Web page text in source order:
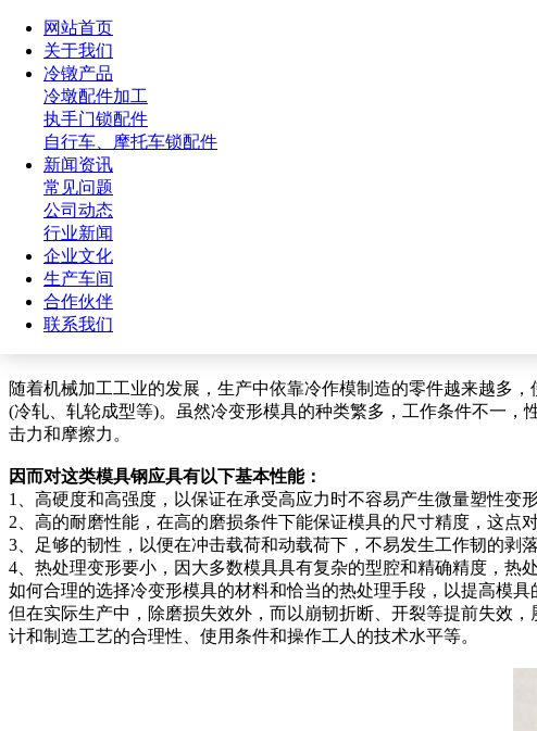
网站首页
关于我们
冷镦产品
冷墩配件加工
执手门锁配件
自行车、摩托车锁配件
新闻资讯
常见问题
公司动态
行业新闻
企业文化
生产车间
合作伙伴
联系我们
当前位置：网站首页
冷变形模具的选材注意点介绍
随着机械加工工业的发展，生产中依靠冷作模制造的零件越来越多
(冷轧、轧轮成型等)。虽然冷变形模具的种类繁多，工作条件不一
击力和摩擦力。
因而对这类模具钢应具有以下基本性能：
1、高硬度和高强度，以保证在承受高应力时不容易产生微量塑性变形
2、高的耐磨性能，在高的磨损条件下能保证模具的尺寸精度，这点
3、足够的韧性，以便在冲击载荷和动载荷下，不易发生工作韧的剥落
4、热处理变形要小，因大多数模具具有复杂的型腔和精确精度，
如何合理的选择冷变形模具的材料和恰当的热处理手段，以提高模
但在实际生产中，除磨损失效外，而以崩韧折断、开裂等提前失效
计和制造工艺的合理性、使用条件和操作工人的技术水平等。